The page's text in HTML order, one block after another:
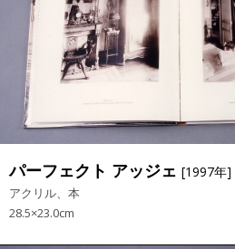
パーフェクト アッジェ [1997年]
アクリル、本
28.5×23.0cm